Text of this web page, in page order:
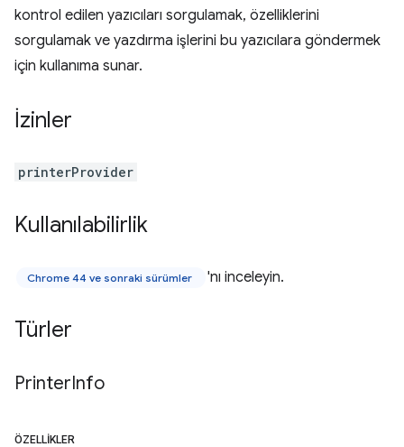
kontrol edilen yazıcıları sorgulamak, özelliklerini
sorgulamak ve yazdırma işlerini bu yazıcılara göndermek
için kullanıma sunar.
İzinler
printerProvider
Kullanılabilirlik
Chrome 44 ve sonraki sürümler 'nı inceleyin.
Türler
PrinterInfo
ÖZELLIKLER